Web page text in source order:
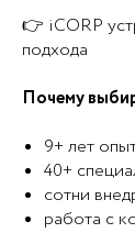
👉 iCORP
подхода
Почему
9+ лет
40+
сотни
работа с